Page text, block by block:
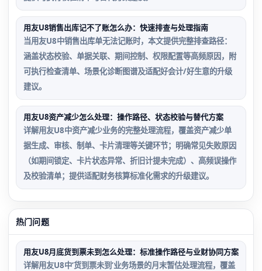
用友U8销售出库记不了账怎么办：快速排查与处理指南
当用友U8中销售出库单无法记账时，本文提供完整排查路径：
涵盖状态校验、单据关联、期间控制、权限配置等高频原因，附
可执行检查清单、场景化诊断图谱及适配好会计/好生意的升级
建议。
用友U8资产减少怎么处理：操作路径、状态校验与替代方案
详解用友U8中资产减少业务的完整处理流程，覆盖资产减少单
据生成、审核、制单、卡片清理等关键环节；明确常见失败原因
（如期间锁定、卡片状态异常、折旧计提未完成）、高频误操作
及校验清单；提供适配财务核算标准化需求的升级建议。
热门问题
用友U8月底货到票未到怎么处理：标准操作路径与业财协同方案
详解用友U8中‘货到票未到’业务场景的月末暂估处理流程，覆盖